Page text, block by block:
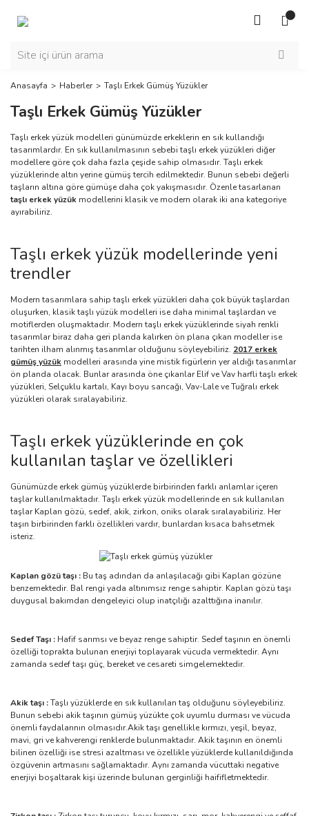
Anasayfa Haberler Taşlı Erkek Gümüş Yüzükler
Taşlı Erkek Gümüş Yüzükler
Taşlı erkek yüzük modelleri günümüzde erkeklerin en sık kullandığı
tasarımlardır. En sık kullanılmasının sebebi taşlı erkek yüzükleri diğer
modellere göre çok daha fazla çeşide sahip olmasıdır. Taşlı erkek
yüzüklerinde altın yerine gümüş tercih edilmektedir. Bunun sebebi değerli
taşların altına göre gümüşe daha çok yakışmasıdır. Özenle tasarlanan
taşlı erkek yüzük modellerini klasik ve modern olarak iki ana kategoriye
ayırabiliriz.
Taşlı erkek yüzük modellerinde yeni
trendler
Modern tasarımlara sahip taşlı erkek yüzükleri daha çok büyük taşlardan
oluşurken, klasik taşlı yüzük modelleri ise daha minimal taşlardan ve
motiflerden oluşmaktadır. Modern taşlı erkek yüzüklerinde siyah renkli
tasarımlar biraz daha geri planda kalırken ön plana çıkan modeller ise
tarihten ilham alınmış tasarımlar olduğunu söyleyebiliriz. 2017 erkek
gümüş yüzük modelleri arasında yine mistik figürlerin yer aldığı tasarımlar
ön planda olacak. Bunlar arasında öne çıkanlar Elif ve Vav harfli taşlı erkek
yüzükleri, Selçuklu kartalı, Kayı boyu sancağı, Vav-Lale ve Tuğralı erkek
yüzükleri olarak sıralayabiliriz.
Taşlı erkek yüzüklerinde en çok
kullanılan taşlar ve özellikleri
Günümüzde erkek gümüş yüzüklerde birbirinden farklı anlamlar içeren
taşlar kullanılmaktadır. Taşlı erkek yüzük modellerinde en sık kullanılan
taşlar Kaplan gözü, sedef, akik, zirkon, oniks olarak sıralayabiliriz. Her
taşın birbirinden farklı özellikleri vardır, bunlardan kısaca bahsetmek
isteriz.
Kaplan gözü taşı : Bu taş adından da anlaşılacağı gibi Kaplan gözüne
benzemektedir. Bal rengi yada altınımsız renge sahiptir. Kaplan gözü taşı
duygusal bakımdan dengeleyici olup inatçılığı azalttığına inanılır.
Sedef Taşı : Hafif sarımsı ve beyaz renge sahiptir. Sedef taşının en önemli
özelliği toprakta bulunan enerjiyi toplayarak vücuda vermektedir. Aynı
zamanda sedef taşı güç, bereket ve cesareti simgelemektedir.
Akik taşı :Taşlı yüzüklerde en sık kullanılan taş olduğunu söyleyebiliriz.
Bunun sebebi akik taşının gümüş yüzükte çok uyumlu durması ve vücuda
önemli faydalarının olmasıdır.Akik taşı genellikle kırmızı, yeşil, beyaz,
mavi, gri ve kahverengi renklerde bulunmaktadır. Akik taşının en önemli
bilinen özelliği ise stresi azaltması ve özellikle yüzüklerde kullanıldığında
özgüvenin artmasını sağlamaktadır. Aynı zamanda vücuttaki negative
enerjiyi boşaltarak kişi üzerinde bulunan gerginliği haififletmektedir.